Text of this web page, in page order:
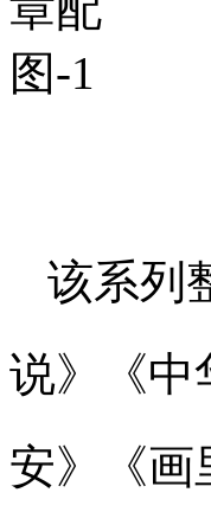
该系列
说》《中
安》《画